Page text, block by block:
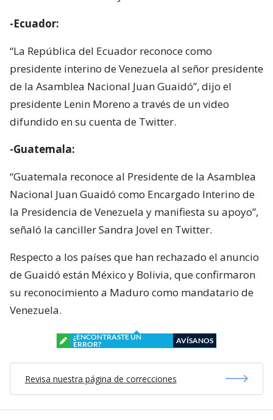
-Ecuador:
“La República del Ecuador reconoce como
presidente interino de Venezuela al señor presidente
de la Asamblea Nacional Juan Guaidó”, dijo el
presidente Lenin Moreno a través de un video
difundido en su cuenta de Twitter.
-Guatemala:
“Guatemala reconoce al Presidente de la Asamblea
Nacional Juan Guaidó como Encargado Interino de
la Presidencia de Venezuela y manifiesta su apoyo”,
señaló la canciller Sandra Jovel en Twitter.
Respecto a los países que han rechazado el anuncio
de Guaidó están México y Bolivia, que confirmaron
su reconocimiento a Maduro como mandatario de
Venezuela.
¿ENCONTRASTE UN
ERROR?
AVÍSANOS
Revisa nuestra página de correcciones